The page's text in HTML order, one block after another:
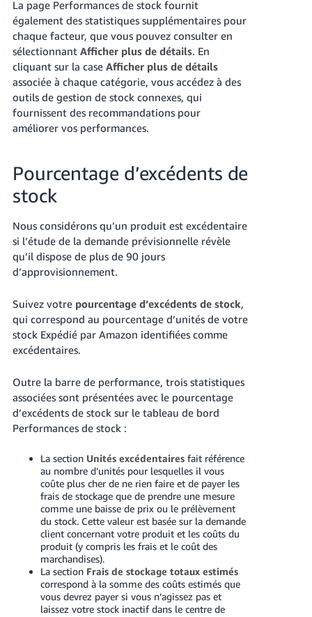
La page Performances de stock fournit
également des statistiques supplémentaires pour
chaque facteur, que vous pouvez consulter en
sélectionnant Afficher plus de détails. En
cliquant sur la case Afficher plus de détails
associée à chaque catégorie, vous accédez à des
outils de gestion de stock connexes, qui
fournissent des recommandations pour
améliorer vos performances.
Pourcentage d’excédents de
stock
Nous considérons qu’un produit est excédentaire
si l’étude de la demande prévisionnelle révèle
qu’il dispose de plus de 90 jours
d’approvisionnement.
Suivez votre pourcentage d’excédents de stock,
qui correspond au pourcentage d’unités de votre
stock Expédié par Amazon identifiées comme
excédentaires.
Outre la barre de performance, trois statistiques
associées sont présentées avec le pourcentage
d’excédents de stock sur le tableau de bord
Performances de stock :
La section Unités excédentairesfait référence
au nombre d’unités pour lesquelles il vous
coûte plus cher de ne rien faire et de payer les
frais de stockage que de prendre une mesure
comme une baisse de prix ou le prélèvement
du stock. Cette valeur est basée sur la demande
client concernant votre produit et les coûts du
produit (y compris les frais et le coût des
marchandises).
La section Frais de stockage totaux estimés
correspond à la somme des coûts estimés que
vous devrez payer si vous n’agissez pas et
laissez votre stock inactif dans le centre de